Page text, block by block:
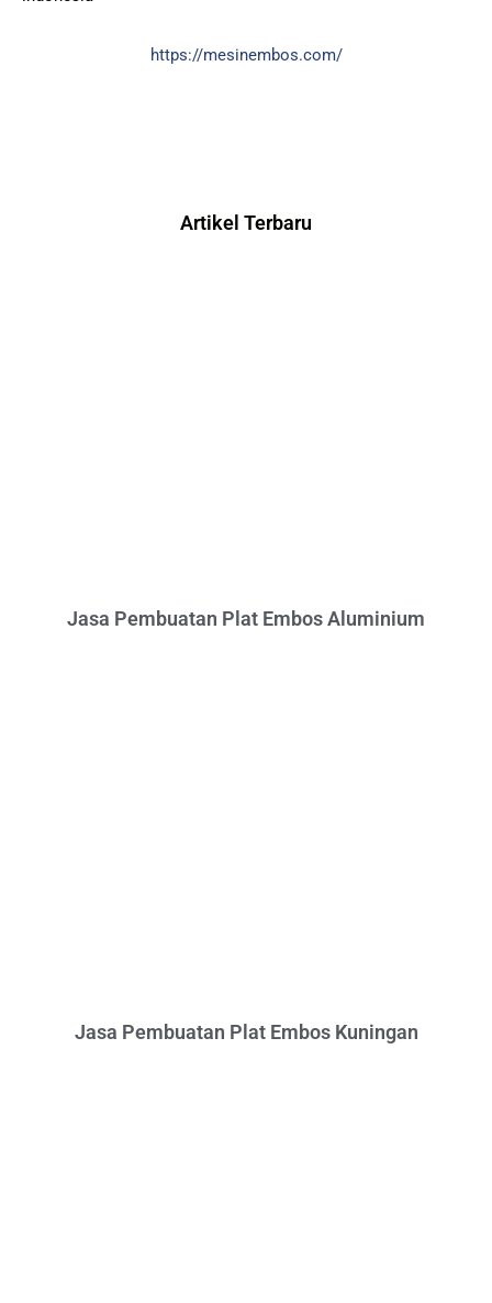
https://mesinembos.com/
Artikel Terbaru
Jasa Pembuatan Plat Embos Aluminium
Jasa Pembuatan Plat Embos Kuningan